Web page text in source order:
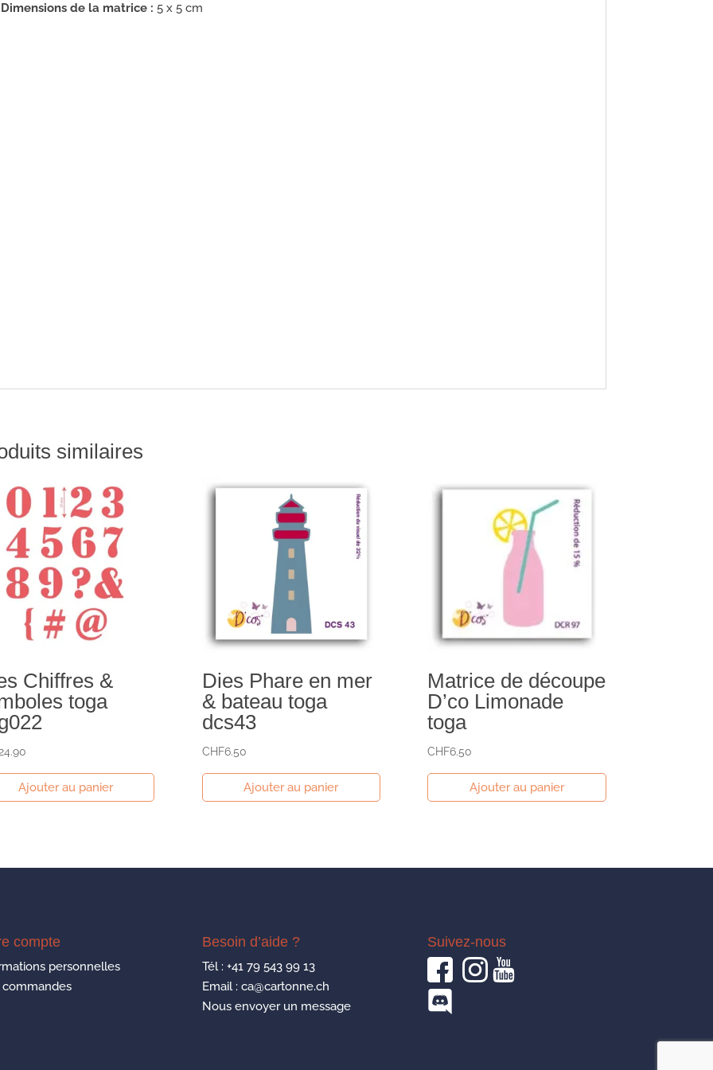
Dimensions de la matrice : 5 x 5 cm
similaires
Chiffres &
toga
Ajouter au panier
Dies Phare en mer
& bateau toga
dcs43
CHF6.50
Ajouter au panier
Matrice de découpe
D’co Limonade
toga
CHF6.50
Ajouter au panier
compte
personnelles
commandes
Besoin d’aide ?
Tél : +41 79 543 99 13
Email : ca@cartonne.ch
Nous envoyer un message
Suivez-nous